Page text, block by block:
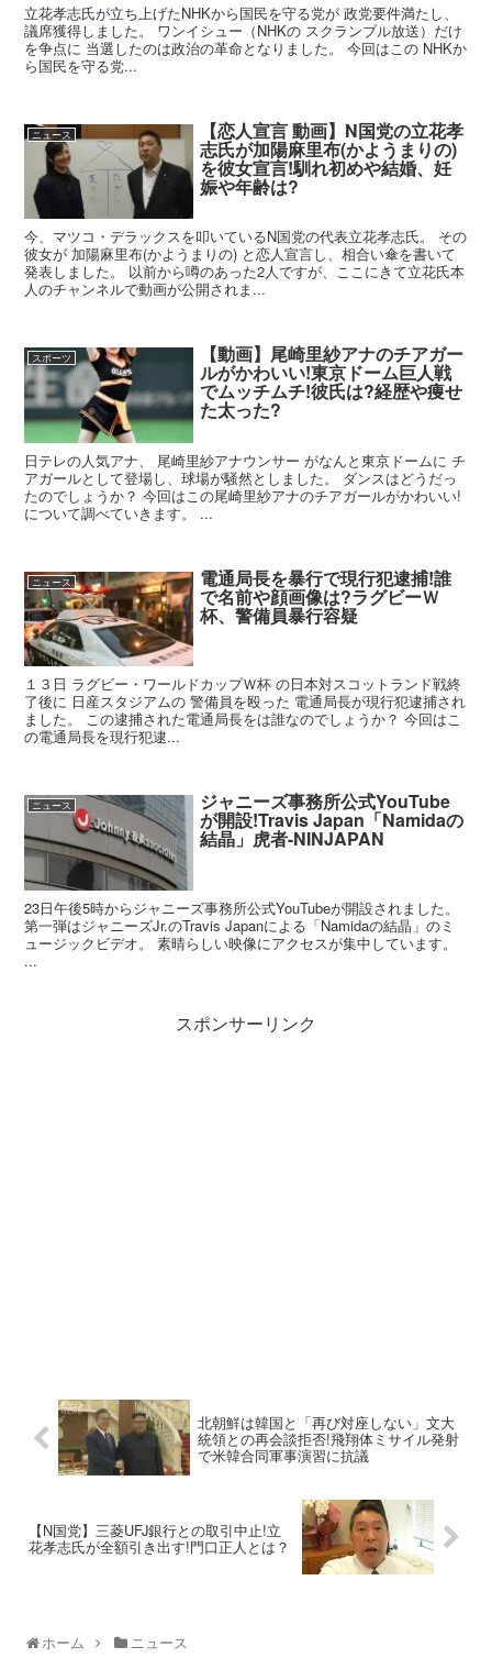
立花孝志氏が立ち上げたNHKから国民を守る党が 政党要件満たし、
議席獲得しました。 ワンイシュー（NHKの スクランブル放送）だけ
を争点に 当選したのは政治の革命となりました。 今回はこの NHKか
ら国民を守る党...
ニュース 【恋人宣言 動画】N国党の立花孝
志氏が加陽麻里布(かようまりの)
を彼女宣言!馴れ初めや結婚、妊
娠や年齢は?
今、マツコ・デラックスを叩いているN国党の代表立花孝志氏。 その
彼女が 加陽麻里布(かようまりの) と恋人宣言し、相合い傘を書いて
発表しました。 以前から噂のあった2人ですが、ここにきて立花氏本
人のチャンネルで動画が公開されま...
スポーツ 【動画】尾崎里紗アナのチアガー
ルがかわいい!東京ドーム巨人戦
でムッチムチ!彼氏は?経歴や痩せ
た太った?
日テレの人気アナ、 尾崎里紗アナウンサー がなんと東京ドームに チ
アガールとして登場し、球場が騒然としました。 ダンスはどうだっ
たのでしょうか？ 今回はこの尾崎里紗アナのチアガールがかわいい!
について調べていきます。 ...
ニュース 電通局長を暴行で現行犯逮捕!誰
で名前や顔画像は?ラグビーＷ
杯、警備員暴行容疑
１３日 ラグビー・ワールドカップＷ杯 の日本対スコットランド戦終
了後に 日産スタジアムの 警備員を殴った 電通局長が現行犯逮捕され
ました。 この逮捕された電通局長をは誰なのでしょうか？ 今回はこ
の電通局長を現行犯逮...
ニュース ジャニーズ事務所公式YouTube
が開設!Travis Japan「Namidaの
結晶」虎者-NINJAPAN
23日午後5時からジャニーズ事務所公式YouTubeが開設されました。
第一弾はジャニーズJr.のTravis Japanによる「Namidaの結晶」のミ
ュージックビデオ。 素晴らしい映像にアクセスが集中しています。
...
スポンサーリンク
北朝鮮は韓国と「再び対座しない」文大
統領との再会談拒否!飛翔体ミサイル発射
で米韓合同軍事演習に抗議
【N国党】三菱UFJ銀行との取引中止!立
花孝志氏が全額引き出す!門口正人とは？
ホーム ニュース